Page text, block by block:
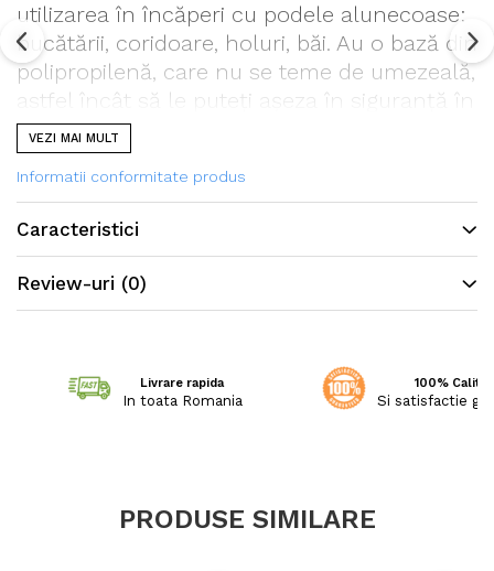
utilizarea în încăperi cu podele alunecoase:
bucătării, coridoare, holuri, băi. Au o bază din
polipropilenă, care nu se teme de umezeală,
astfel încât să le puteți așeza în siguranță în
aer liber: terase, nișe, verande și balcoane
deschise.
VEZI MAI MULT
Informatii conformitate produs
Caracteristici
Review-uri (0)
Livrare rapida
In toata Romania
100%
Si satisfactie
PRODUSE SIMILARE